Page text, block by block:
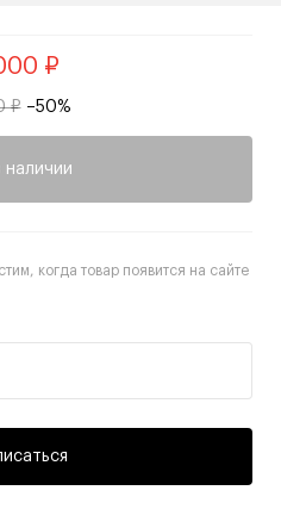
₽
₽ –50%
наличии
когда товар появится на сайте